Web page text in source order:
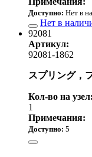
Доступно: Нет в
Нет в
92081
Артикул:
92081-1862
スプリング，
Кол-во на узел:
1
Примечания:
Доступно: 5